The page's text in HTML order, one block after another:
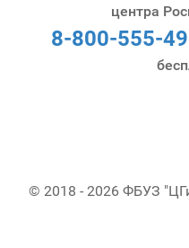
центра
8-800-555-
© 2018 - 2026 ФБУЗ